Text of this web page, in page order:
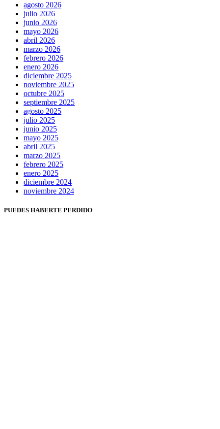
agosto 2026
julio 2026
junio 2026
mayo 2026
abril 2026
marzo 2026
febrero 2026
enero 2026
diciembre 2025
noviembre 2025
octubre 2025
septiembre 2025
agosto 2025
julio 2025
junio 2025
mayo 2025
abril 2025
marzo 2025
febrero 2025
enero 2025
diciembre 2024
noviembre 2024
PUEDES HABERTE PERDIDO